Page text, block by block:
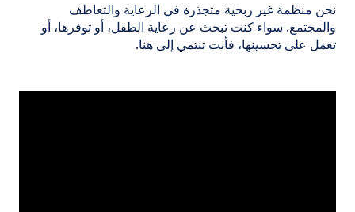
نحن منظمة غير ربحية متجذرة في الرعاية والتعاطف
والمجتمع. سواء كنت تبحث عن رعاية الطفل، أو توفرها، أو
تعمل على تحسينها، فأنت تنتمي إلى هنا.